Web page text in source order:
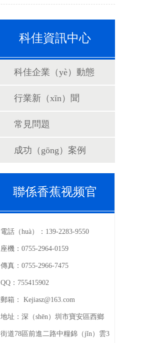
科佳資訊中心
科佳企業（yè）動態
行業新（xīn）聞
常見問題
成功（gōng）案例
聯係香蕉视频官
電話（huà）： 139-2283-9550
座機： 0755-2964-0159
傳真： 0755-2966-7475
QQ： 755415902
郵箱： Kejiasz@163.com
地址： 深（shēn）圳市寶安區西鄉
街道78區前進二路中糧錦（jǐn）雲3